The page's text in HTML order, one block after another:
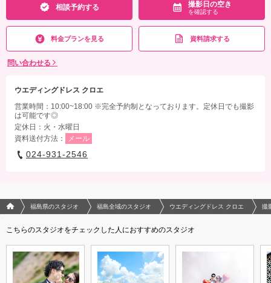
相談予約する 撮影日の空き
を確認する
料金プランを見る 資料請求する
問い合わせる
ウエディングドレス クロエ
営業時間：10:00~18:00 ※完全予約制となっております。定休日でも撮影
は可能です◎
定休日：火・水曜日
資料送付方法：
メール
024-931-2546
フォトウエディング/結婚写真のPhotorait ホーム
福島県のスタジオ 福島全域のスタジオ ウエディングドレス クロエ 撮
こちらのスタジオをチェックした人におすすめのスタジオ